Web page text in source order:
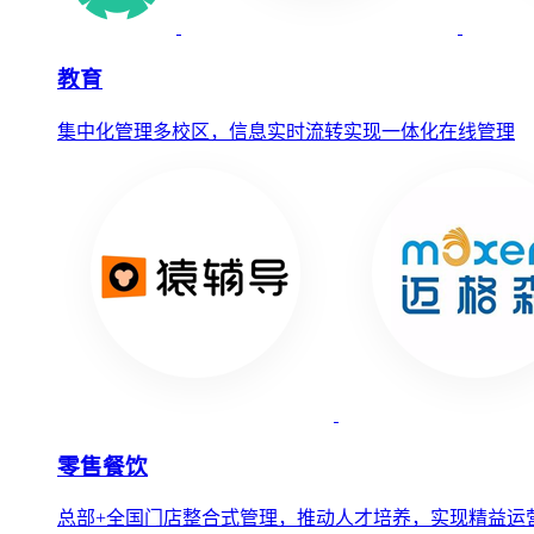
教育
集中化管理多校区，信息实时流转实现一体化在线管理
零售餐饮
总部+全国门店整合式管理，推动人才培养，实现精益运